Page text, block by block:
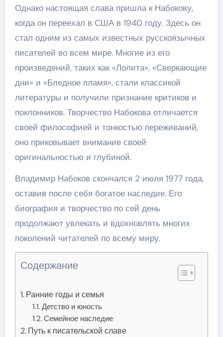
Однако настоящая слава пришла к Набокову,
когда он переехал в США в 1940 году. Здесь он
стал одним из самых известных русскоязычных
писателей во всем мире. Многие из его
произведений, таких как «Лолита», «Сверкающие
дни» и «Бледное пламя», стали классикой
литературы и получили признание критиков и
поклонников. Творчество Набокова отличается
своей философией и тонкостью переживаний,
оно приковывает внимание своей
оригинальностью и глубиной.
Владимир Набоков скончался 2 июля 1977 года,
оставив после себя богатое наследие. Его
биография и творчество по сей день
продолжают увлекать и вдохновлять многих
поколений читателей по всему миру.
Содержание
Ранние годы и семья
Детство и юность
Семейное наследие
Путь к писательской славе